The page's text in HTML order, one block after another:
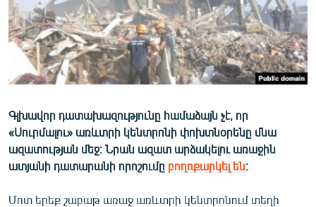
ՄԵԿՆԱԲԱՆՈՒԹՅՈՒՆ
ՏՏ ԵՒ ԻՆՏԵՐՆԵՏ
ԿՈՐՈՆԱՎԻՐՈՒՍ
ՏԵՍԱՆՅՈՒԹԵՐ
ԲԱՆԱՎԵՃ
ՁԳՏԵԼՈՎ ԼԱՎԱԳՈՒՅՆԻՆ
ՓՈԴՔԱՍԹ
Գլխավոր դատախազությունը համաձայն չէ, որ
«Սուրմալու» առևտրի կենտրոնի փոխտնօրենը մնա
ազատության մեջ։ Նրան ազատ արձակելու առաջին
ատյանի դատարանի որոշումը բողոքարկել են։
Մոտ երեք շաբաթ առաջ առևտրի կենտրոնում տեղի